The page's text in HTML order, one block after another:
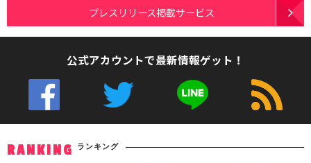
プレスリリース掲載サービス
公式アカウントで最新情報ゲット！
RANKING ランキング